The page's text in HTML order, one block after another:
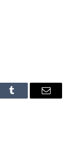
Tumblr
E-